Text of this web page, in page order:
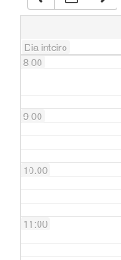
Dia inteiro
7:00
8:00
9:00
10:00
11:00